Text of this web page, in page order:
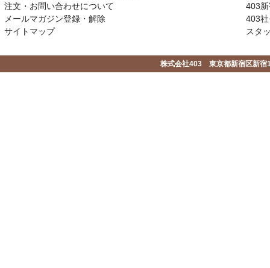
注文・お問い合わせについて
メールマガジン登録・解除
サイトマップ
403
403
スタ
株式会社403 東京都新宿区新